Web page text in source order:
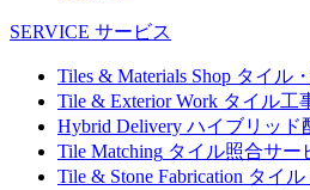
SERVICE サービス
Tiles & Materials Shop タイル
Tile & Exterior Work タイル工
Hybrid Delivery ハイブリッド
Tile Matching タイル照合サー
Tile & Stone Fabrication タイ